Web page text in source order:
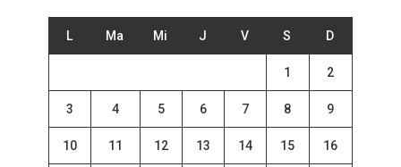
L Ma Mi J V S D
1 2
3 4 5 6 7 8 9
10 11 12 13 14 15 16